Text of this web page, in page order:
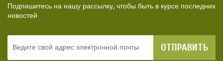
Подпишитесь на нашу рассылку, чтобы быть в курсе последних
новостей
ОТПРАВИТЬ